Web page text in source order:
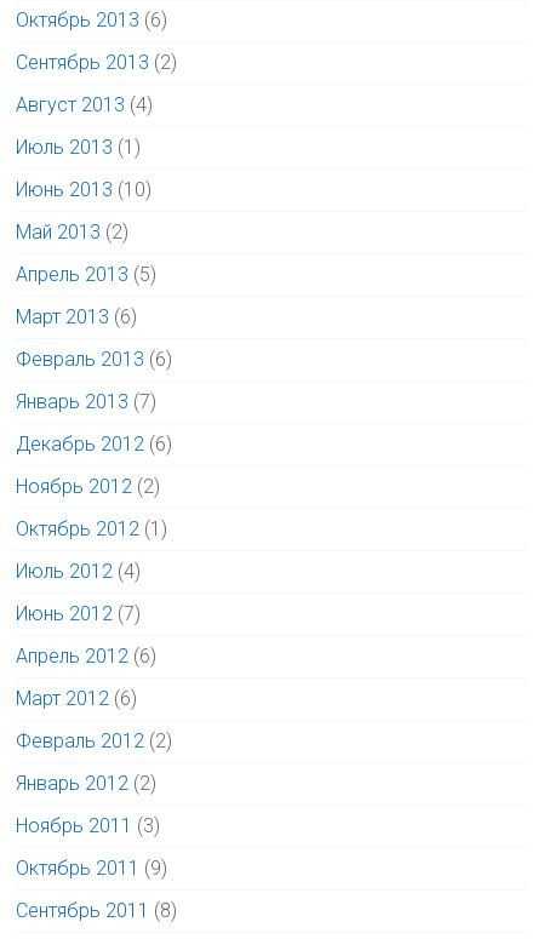
Октябрь 2013 (6)
Сентябрь 2013 (2)
Август 2013 (4)
Июль 2013 (1)
Июнь 2013 (10)
Май 2013 (2)
Апрель 2013 (5)
Март 2013 (6)
Февраль 2013 (6)
Январь 2013 (7)
Декабрь 2012 (6)
Ноябрь 2012 (2)
Октябрь 2012 (1)
Июль 2012 (4)
Июнь 2012 (7)
Апрель 2012 (6)
Март 2012 (6)
Февраль 2012 (2)
Январь 2012 (2)
Ноябрь 2011 (3)
Октябрь 2011 (9)
Сентябрь 2011 (8)